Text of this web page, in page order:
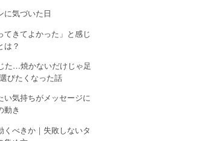
に気づいた日
てきてよかった」と感じ
は？
た…焼かないだけじゃ足
びたくなった話
い気持ちがメッセージに
動き
くべきか｜失敗しないタ